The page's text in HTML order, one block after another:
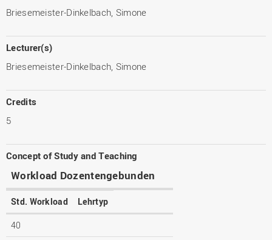
Briesemeister-Dinkelbach, Simone
Lecturer(s)
Briesemeister-Dinkelbach, Simone
Credits
5
Concept of Study and Teaching
Workload Dozentengebunden
Std. Workload Lehrtyp
40